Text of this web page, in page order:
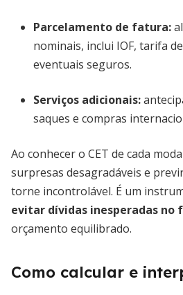
Parcelamento de fatura:
nominais, inclui IOF, tarifa
eventuais seguros.
Serviços adicionais:
saques e compras
Ao conhecer o CET de cada
surpresas desagradáveis e
torne incontrolável. É um
evitar dívidas inesperadas no
orçamento equilibrado.
Como calcular e